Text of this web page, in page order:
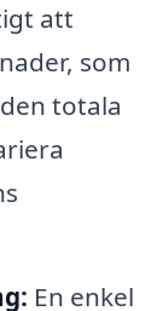
att
som
totala
En enkel